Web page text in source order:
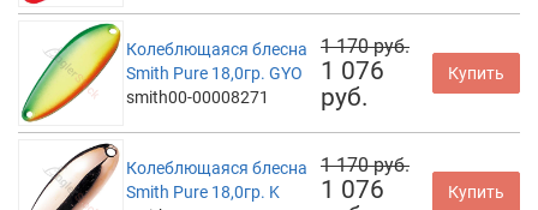
Колеблющаяся блесна
Smith Pure 18,0гр. GYO
smith00-00008271
1 170 руб.
1 076
руб.
Купить
Колеблющаяся блесна
Smith Pure 18,0гр. K
1 170 руб.
1 076
Купить